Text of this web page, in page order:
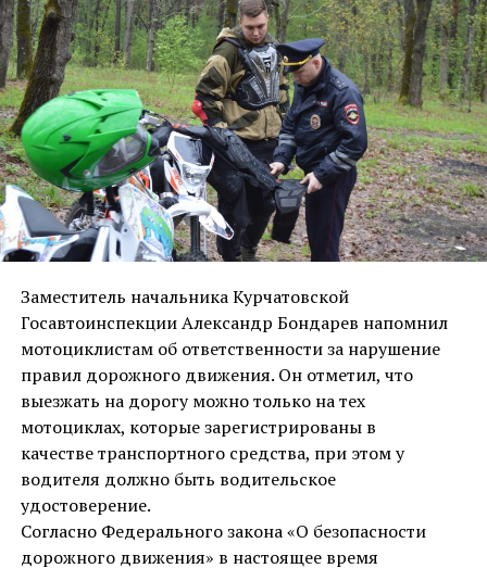
Заместитель начальника Курчатовской
Госавтоинспекции Александр Бондарев напомнил
мотоциклистам об ответственности за нарушение
правил дорожного движения. Он отметил, что
выезжать на дорогу можно только на тех
мотоциклах, которые зарегистрированы в
качестве транспортного средства, при этом у
водителя должно быть водительское
удостоверение.
Согласно Федерального закона «О безопасности
дорожного движения» в настоящее время